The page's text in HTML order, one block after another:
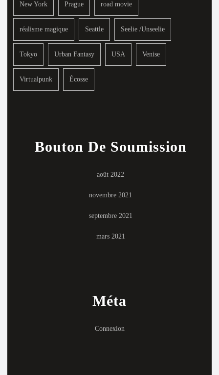
New York Prague road movie
réalisme magique Seattle Seelie /Unseelie
Tokyo Urban Fantasy USA Venise
Virtualpunk Écosse
Bouton De Soumission
août 2022
novembre 2021
septembre 2021
mars 2021
Méta
Connexion